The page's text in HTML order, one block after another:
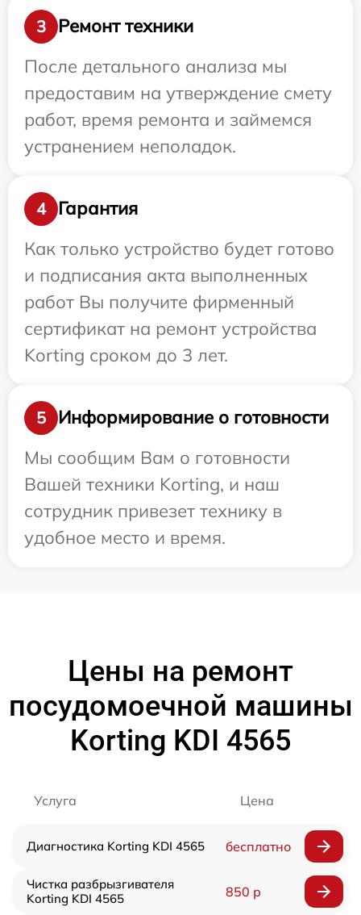
3
Ремонт техники
После детального анализа мы
предоставим на утверждение смету
работ, время ремонта и займемся
устранением неполадок.
4
Гарантия
Как только устройство будет готово
и подписания акта выполненных
работ Вы получите фирменный
сертификат на ремонт устройства
Korting сроком до 3 лет.
5
Информирование о готовности
Мы сообщим Вам о готовности
Вашей техники Korting, и наш
сотрудник привезет технику в
удобное место и время.
Цены на ремонт
посудомоечной машины
Korting KDI 4565
Услуга Цена
Диагностика Korting KDI 4565 бесплатно
Чистка разбрызгивателя
Korting KDI 4565
850 р